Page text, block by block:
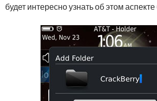
будет интересно узнать об этом